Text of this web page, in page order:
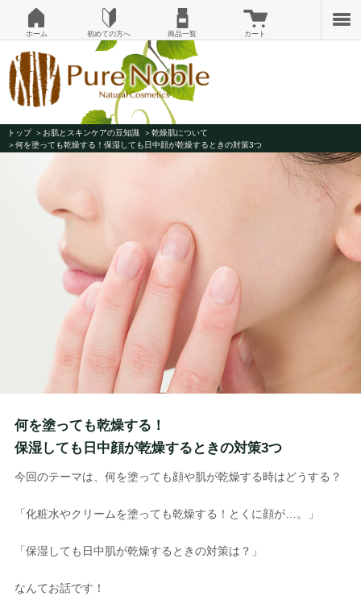
トップ お肌とスキンケアの豆知識
乾燥肌について
何を塗っても乾燥する！保湿しても日中顔が乾燥するときの対策3つ
何を塗っても乾燥する！
保湿しても日中顔が乾燥するときの対策3つ
今回のテーマは、何を塗っても顔や肌が乾燥する時はどうする？
「化粧水やクリームを塗っても乾燥する！とくに顔が…。」
「保湿しても日中肌が乾燥するときの対策は？」
なんてお話です！
ホーム 初めての方へ 商品一覧 カート